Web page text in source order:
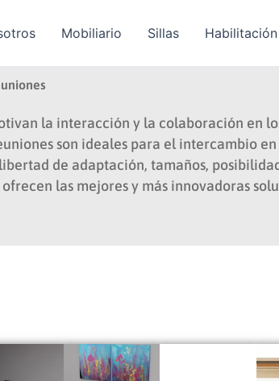
Mobiliario Sillas
la interacción y la colaboración en
son ideales para el intercambio en
de adaptación, tamaños,
las mejores y más innovadoras